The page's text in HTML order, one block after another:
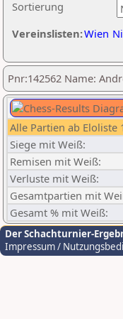
Sortierung
Vereinslisten:Wien
Pnr:142562 Name:
Alle Partien ab Eloliste
Siege mit Weiß:
Remisen mit Weiß:
Verluste mit Weiß:
Gesamtpartien mit
Gesamt % mit Weiß:
Der Schachturnier-
Impressum /